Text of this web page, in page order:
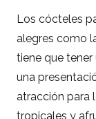
Los cócteles
alegres como
tiene que
una
atracción para
tropicales y